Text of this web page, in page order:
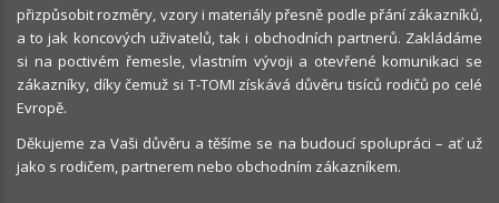
přizpůsobit rozměry, vzory i materiály přesně podle přání zákazníků,
a to jak koncových uživatelů, tak i obchodních partnerů. Zakládáme
si na poctivém řemesle, vlastním vývoji a otevřené komunikaci se
zákazníky, díky čemuž si T-TOMI získává důvěru tisíců rodičů po celé
Evropě.
Děkujeme za Vaši důvěru a těšíme se na budoucí spolupráci – ať už
jako s rodičem, partnerem nebo obchodním zákazníkem.